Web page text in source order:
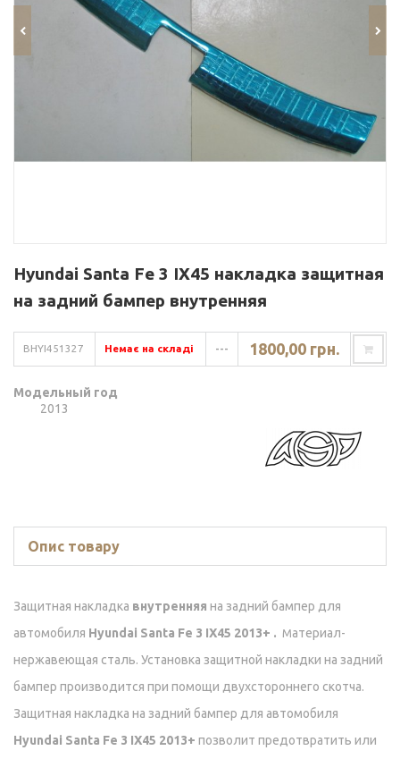
Hyundai Santa Fe 3 IX45 накладка защитная
на задний бампер внутренняя
BHYI451327 Немає на складі --- 1800,00 грн.
Модельный год
2013
Опис товару
Защитная накладка внутренняя на задний бампер для
автомобиля Hyundai Santa Fe 3 IX45 2013+ . Материал-
нержавеющая сталь. Установка защитной накладки на задний
бампер производится при помощи двухстороннего скотча.
Защитная накладка на задний бампер для автомобиля
Hyundai Santa Fe 3 IX45 2013+ позволит предотвратить или